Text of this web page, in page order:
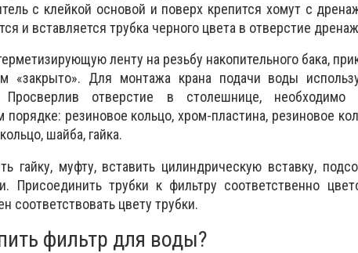
с клейкой основой и поверх крепится хомут с
и вставляется трубка черного цвета в отверстие
ленту на резьбу накопительного бака,
«закрыто». Для монтажа крана подачи воды
отверстие в столешнице, необходимо
резиновое кольцо, хром-пластина, резиновое
шайба, гайка.
гайку, муфту, вставить цилиндрическую вставку,
Присоединить трубки к фильтру соответственно
соответствовать цвету трубки.
фильтр для воды?